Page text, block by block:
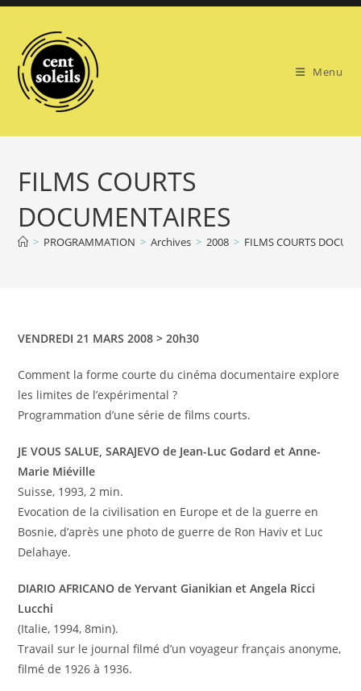
Skip
content
Menu
FILMS COURTS
DOCUMENTAIRES
> PROGRAMMATION > Archives > 2008 > FILMS COURTS
VENDREDI 21 MARS 2008 > 20h30
Comment la forme courte du cinéma documentaire explore
les limites de l’expérimental ?
Programmation d’une série de films courts.
JE VOUS SALUE, SARAJEVO de Jean-Luc Godard et Anne-
Marie Miéville
Suisse, 1993, 2 min.
Evocation de la civilisation en Europe et de la guerre en
Bosnie, d’après une photo de guerre de Ron Haviv et Luc
Delahaye.
DIARIO AFRICANO de Yervant Gianikian et Angela Ricci
Lucchi
(Italie, 1994, 8min).
Travail sur le journal filmé d’un voyageur français anonyme,
filmé de 1926 à 1936.